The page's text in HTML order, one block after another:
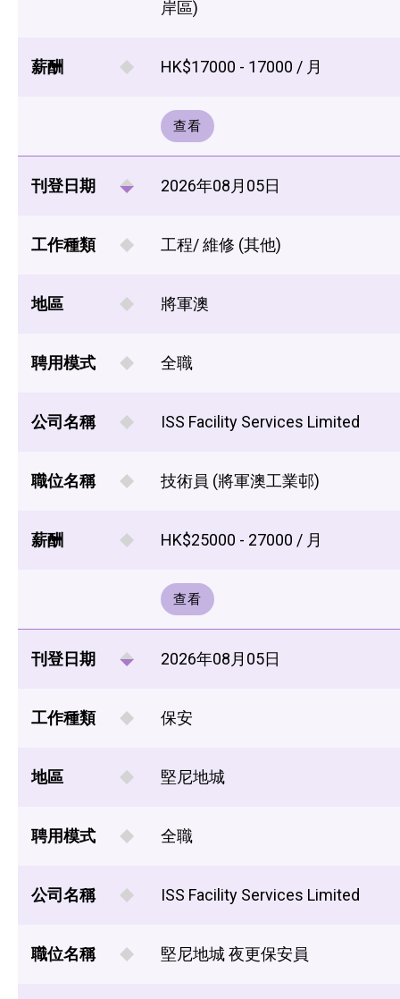
岸區)
薪酬 HK$17000 - 17000 / 月
查看
刊登日期 2026年08月05日
工作種類 工程/ 維修 (其他)
地區 將軍澳
聘用模式 全職
公司名稱 ISS Facility Services Limited
職位名稱 技術員 (將軍澳工業邨)
薪酬 HK$25000 - 27000 / 月
查看
刊登日期 2026年08月05日
工作種類 保安
地區 堅尼地城
聘用模式 全職
公司名稱 ISS Facility Services Limited
職位名稱 堅尼地城 夜更保安員